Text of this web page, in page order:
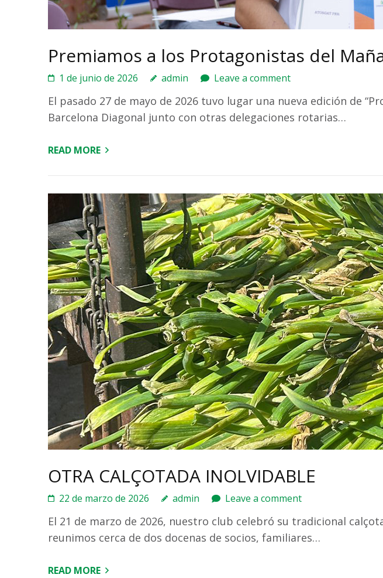
Premiamos a los Protagonistas del
1 de junio de 2026 admin Leave a comment
El pasado 27 de mayo de 2026 tuvo lugar una nueva edición de
Barcelona Diagonal junto con otras delegaciones rotarias…
READ MORE
OTRA CALÇOTADA INOLVIDABLE
22 de marzo de 2026 admin Leave a comment
El 21 de marzo de 2026, nuestro club celebró su tradicional
reunimos cerca de dos docenas de socios, familiares…
READ MORE